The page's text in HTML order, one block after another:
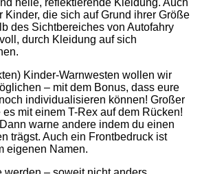
Kinder, die sich auf Grund ihrer Größe
des Sichtbereiches von Autofahry
durch Kleidung auf sich
Kinder-Warnwesten wollen wir
– mit dem Bonus, dass eure
individualisieren können! Großer
mit einem T-Rex auf dem Rücken!
warne andere indem du einen
trägst. Auch ein Frontbedruck ist
eigenen Namen.